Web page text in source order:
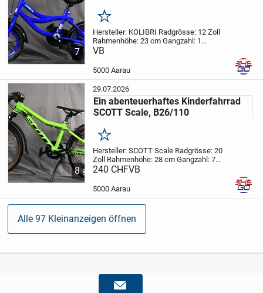
7
Merken
Hersteller: KOLIBRI Radgrösse: 12 Zoll
Rahmenhöhe: 23 cmGangzahl: 1
Beschrieb:
Welt zu erkunden.
VB
5000 Aarau
8
29.07.2026
Ein abenteuerhaftes Kinderfahrrad
SCOTT Scale, B26/110
Merken
Hersteller: SCOTT ScaleRadgrösse: 20
Zoll
Rahmenhöhe: 28 cmGangzahl: 7
Beschrieb: Kinderfahrrad, in Grün für
spannenden Abenteuern.
240 CHFVB
5000 Aarau
Alle 97 Kleinanzeigen öffnen